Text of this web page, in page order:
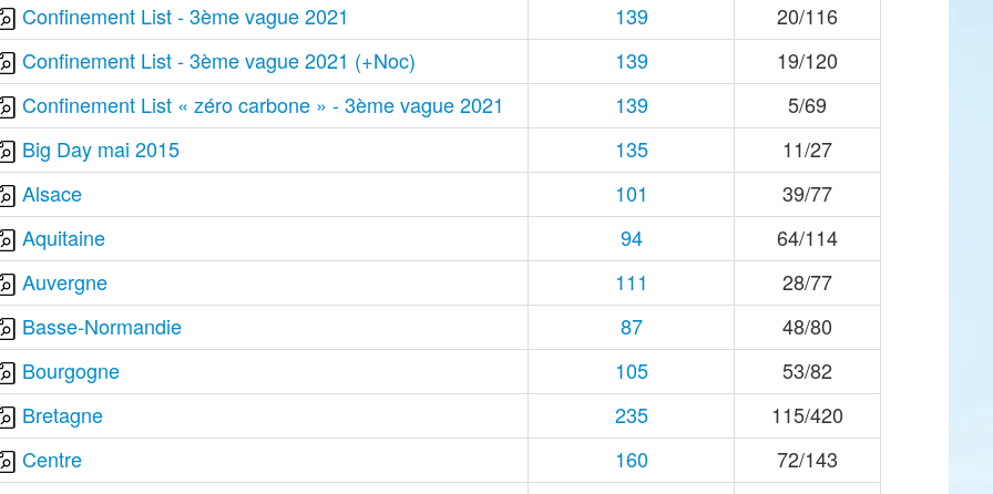
Confinement List - 3ème vague 2021
139
20/116
Confinement List - 3ème vague 2021 (+Noc)
139
19/120
Confinement List « zéro carbone » - 3ème vague 2021
139
5/69
Big Day mai 2015
135
11/27
Alsace
101
39/77
Aquitaine
94
64/114
Auvergne
111
28/77
Basse-Normandie
87
48/80
Bourgogne
105
53/82
Bretagne
235
115/420
Centre
160
72/143